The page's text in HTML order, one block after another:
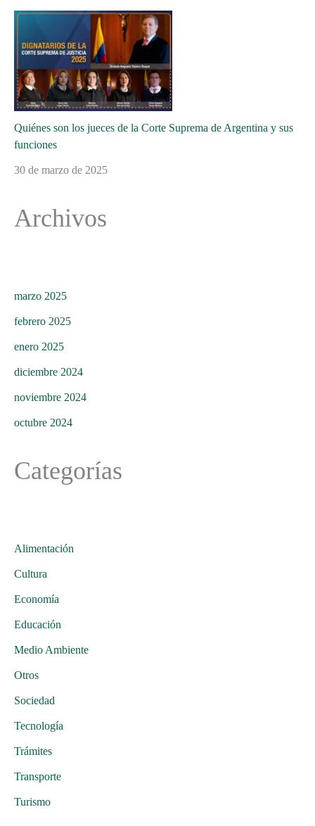
Quiénes son los jueces de la Corte Suprema de Argentina y sus
funciones
30 de marzo de 2025
Archivos
marzo 2025
febrero 2025
enero 2025
diciembre 2024
noviembre 2024
octubre 2024
Categorías
Alimentación
Cultura
Economía
Educación
Medio Ambiente
Otros
Sociedad
Tecnología
Trámites
Transporte
Turismo